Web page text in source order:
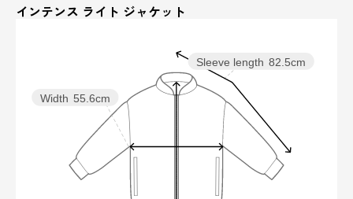
インテンス ライト ジャケット
Sleeve length 82.5cm
Width 55.6cm